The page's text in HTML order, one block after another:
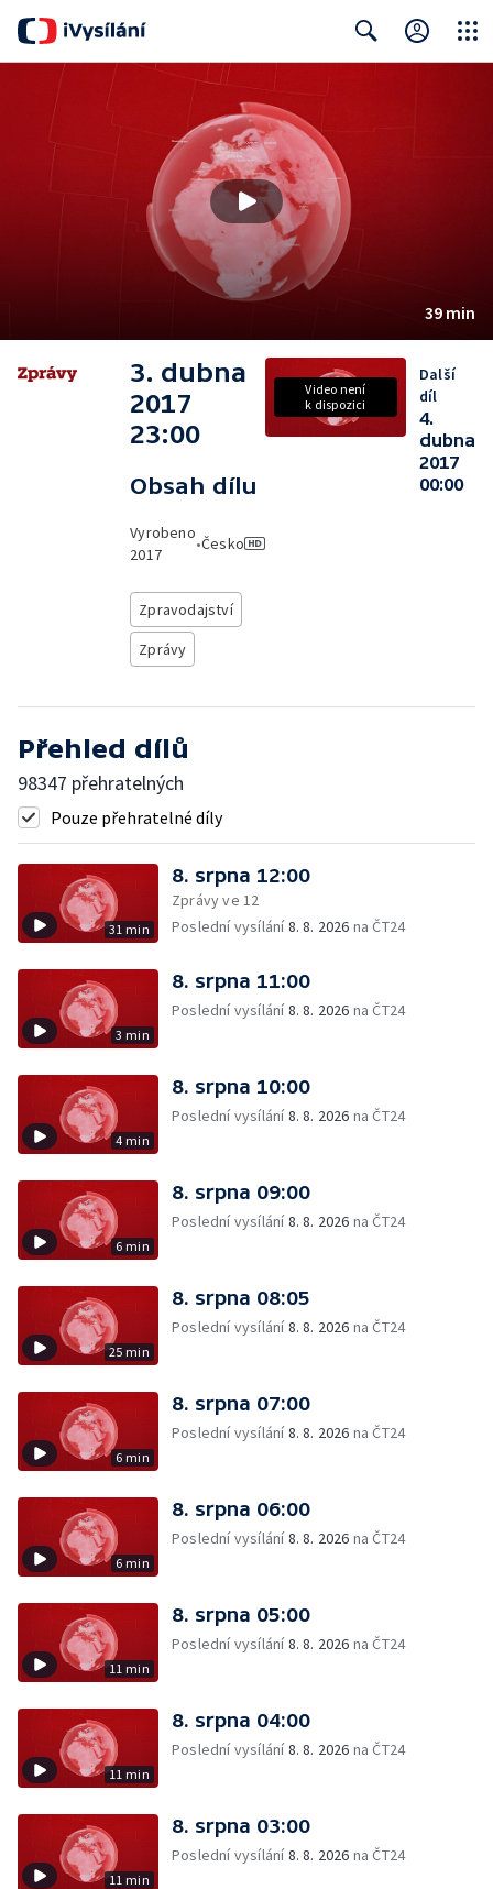
39 min
3. dubna
2017
23:00
Obsah dílu
Vyrobeno
2017
•Česko
Zpravodajství
Zprávy
Video není
k dispozici
Další
díl
4.
dubna
2017
00:00
Přehled dílů
98347 přehratelných
Pouze přehratelné díly
31 min
8. srpna 12:00
Zprávy ve 12
Poslední vysílání8. 8. 2026 na ČT24
3 min
8. srpna 11:00
Poslední vysílání8. 8. 2026 na ČT24
4 min
8. srpna 10:00
Poslední vysílání8. 8. 2026 na ČT24
6 min
8. srpna 09:00
Poslední vysílání8. 8. 2026 na ČT24
25 min
8. srpna 08:05
Poslední vysílání8. 8. 2026 na ČT24
6 min
8. srpna 07:00
Poslední vysílání8. 8. 2026 na ČT24
6 min
8. srpna 06:00
Poslední vysílání8. 8. 2026 na ČT24
11 min
8. srpna 05:00
Poslední vysílání8. 8. 2026 na ČT24
11 min
8. srpna 04:00
Poslední vysílání8. 8. 2026 na ČT24
11 min
8. srpna 03:00
Poslední vysílání8. 8. 2026 na ČT24